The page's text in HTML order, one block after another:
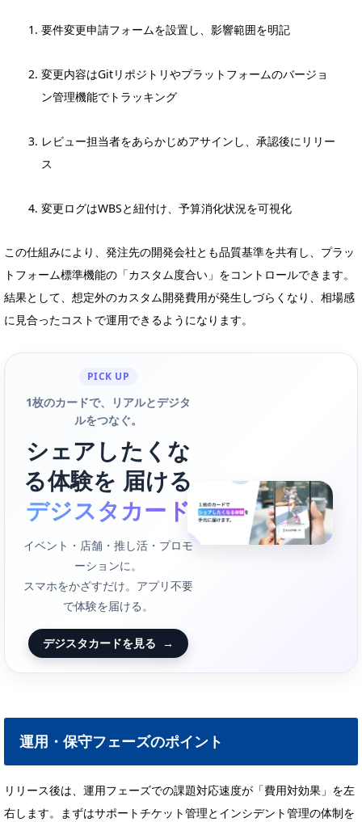
要件変更申請フォームを設置し、影響範囲を明記
変更内容はGitリポジトリやプラットフォームのバージョ
ン管理機能でトラッキング
レビュー担当者をあらかじめアサインし、承認後にリリー
ス
変更ログはWBSと紐付け、予算消化状況を可視化
この仕組みにより、発注先の開発会社とも品質基準を共有し、プラッ
トフォーム標準機能の「カスタム度合い」をコントロールできます。
結果として、想定外のカスタム開発費用が発生しづらくなり、相場感
に見合ったコストで運用できるようになります。
PICK UP
1枚のカードで、リアルとデジタ
ルをつなぐ。
シェアしたくな
る体験を 届ける
デジスタカード
イベント・店舗・推し活・プロモ
ーションに。
スマホをかざすだけ。アプリ不要
で体験を届ける。
デジスタカードを見る →
運用・保守フェーズのポイント
リリース後は、運用フェーズでの課題対応速度が「費用対効果」を左
右します。まずはサポートチケット管理とインシデント管理の体制を